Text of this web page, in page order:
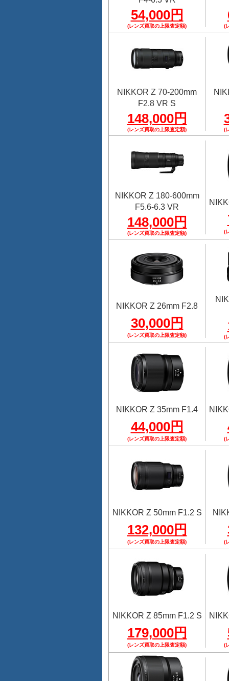
54,000円
(レンズ買取の上限査定額) (
NIKKOR Z 70-200mm
F2.8 VR S
148,000円
(レンズ買取の上限査定額) (
NIKKOR Z 180-600mm
F5.6-6.3 VR
148,000円
(レンズ買取の上限査定額) (
NIKKOR Z 26mm F2.8
30,000円
(レンズ買取の上限査定額) (
NIKKOR Z 35mm F1.4
44,000円
(レンズ買取の上限査定額) (
NIKKOR Z 50mm F1.2 S
132,000円
(レンズ買取の上限査定額) (
NIKKOR Z 85mm F1.2 S
179,000円
(レンズ買取の上限査定額) (